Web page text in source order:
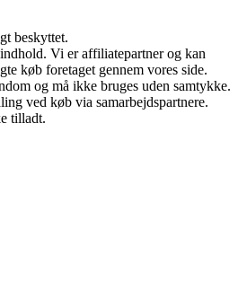
beskyttet.
Vi er affiliatepartner og kan
køb foretaget gennem vores side.
og må ikke bruges uden samtykke.
ved køb via samarbejdspartnere.
tilladt.